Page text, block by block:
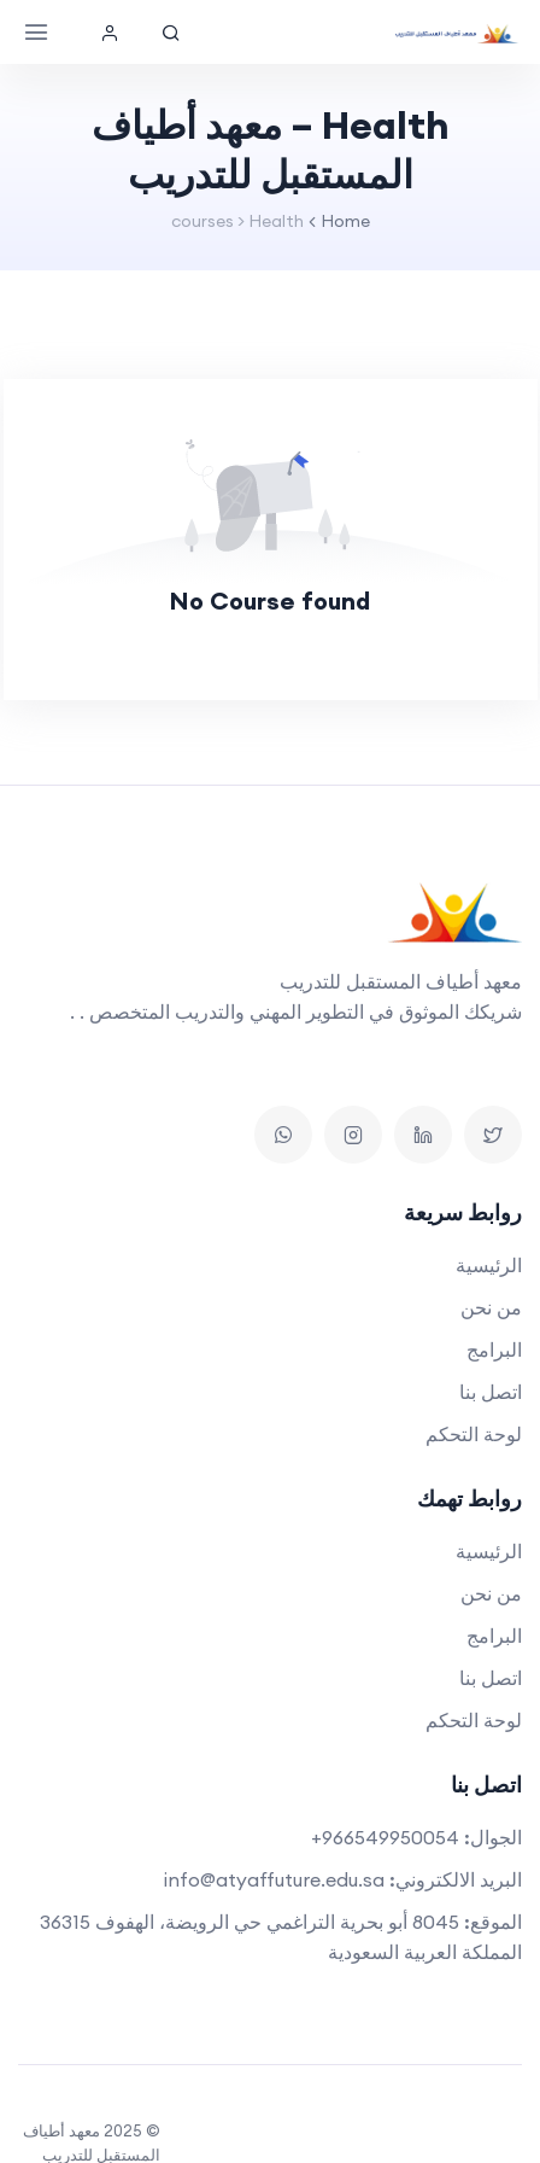
Health – معهد أطياف
المستقبل للتدريب
Home
courses > Health
No Course found
معهد أطياف المستقبل للتدريب
شريكك الموثوق في التطوير المهني والتدريب المتخصص . .
روابط سريعة
الرئيسية
من نحن
البرامج
اتصل بنا
لوحة التحكم
روابط تهمك
الرئيسية
من نحن
البرامج
اتصل بنا
لوحة التحكم
اتصل بنا
الجوال: 966549950054+
البريد الالكتروني: info@atyaffuture.edu.sa
الموقع:
8045 أبو بحرية التراغمي حي الرويضة، الهفوف 36315
المملكة العربية السعودية
© 2025 معهد أطياف
المستقبل للتدريب